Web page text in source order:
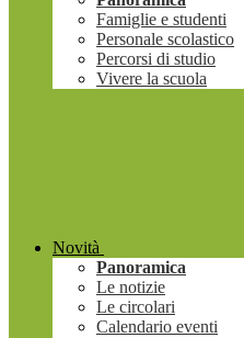
Famiglie e studenti
Personale scolastico
Percorsi di studio
Vivere la scuola
Novità
Panoramica
Le notizie
Le circolari
Calendario eventi